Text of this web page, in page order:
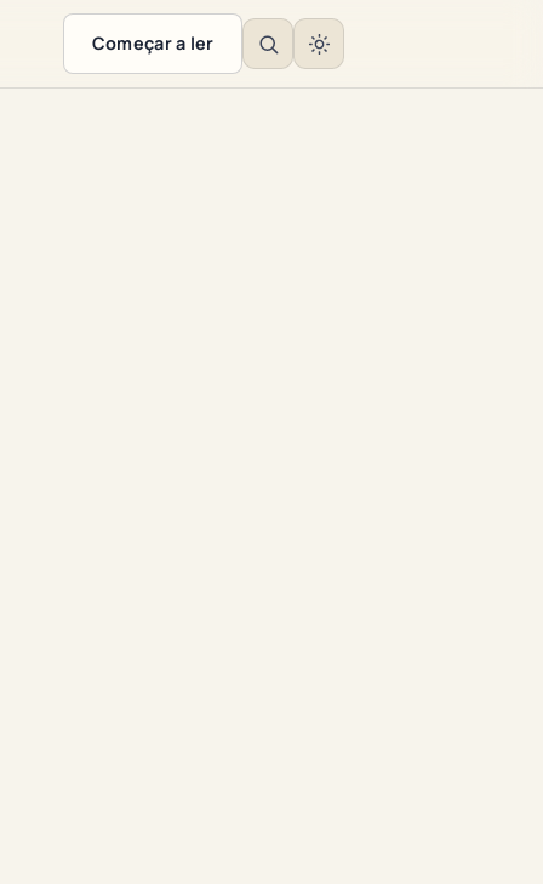
Começar a ler